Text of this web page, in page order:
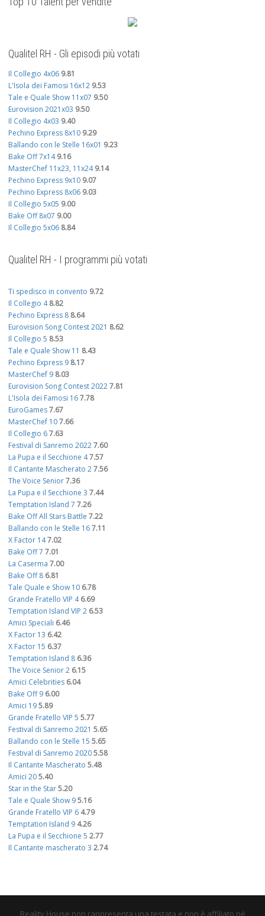
Qualitel RH - Gli episodi più votati
Il Collegio 4x06 9.81
L'Isola dei Famosi 16x12 9.53
Tale e Quale Show 11x07 9.50
Eurovision 2021x03 9.50
Il Collegio 4x03 9.40
Pechino Express 8x10 9.29
Ballando con le Stelle 16x01 9.23
Bake Off 7x14 9.16
MasterChef 11x23, 11x24 9.14
Pechino Express 9x10 9.07
Pechino Express 8x06 9.03
Il Collegio 5x05 9.00
Bake Off 8x07 9.00
Il Collegio 5x06 8.84
Qualitel RH - I programmi più votati
Ti spedisco in convento 9.72
Il Collegio 4 8.82
Pechino Express 8 8.64
Eurovision Song Contest 2021 8.62
Il Collegio 5 8.53
Tale e Quale Show 11 8.43
Pechino Express 9 8.17
MasterChef 9 8.03
Eurovision Song Contest 20227.81
L'Isola dei Famosi 167.78
EuroGames7.67
MasterChef 107.66
Il Collegio 67.63
Festival di Sanremo 20227.60
La Pupa e il Secchione 47.57
Il Cantante Mascherato 27.56
The Voice Senior7.36
La Pupa e il Secchione 3 7.44
Temptation Island 7 7.26
Bake Off All Stars Battle 7.22
Ballando con le Stelle 167.11
X Factor 147.02
Bake Off 7 7.01
La Caserma 7.00
Bake Off 8 6.81
Tale Quale e Show 10 6.78
Grande Fratello VIP 4 6.69
Temptation Island VIP 2 6.53
Amici Speciali 6.46
X Factor 13 6.42
X Factor 15 6.37
Temptation Island 8 6.36
The Voice Senior 2 6.15
Amici Celebrities 6.04
Bake Off 9 6.00
Amici 195.89
Grande Fratello VIP 5 5.77
Festival di Sanremo 2021 5.65
Ballando con le Stelle 15 5.65
Festival di Sanremo 20205.58
Il Cantante Mascherato 5.48
Amici 205.40
Star in the Star5.20
Tale e Quale Show 95.16
Grande Fratello VIP 6 4.79
Temptation Island 9 4.26
La Pupa e il Secchione 5 2.77
Il Cantante mascherato 3 2.74
Reality House non rappresenta una testata e non è affiliato né